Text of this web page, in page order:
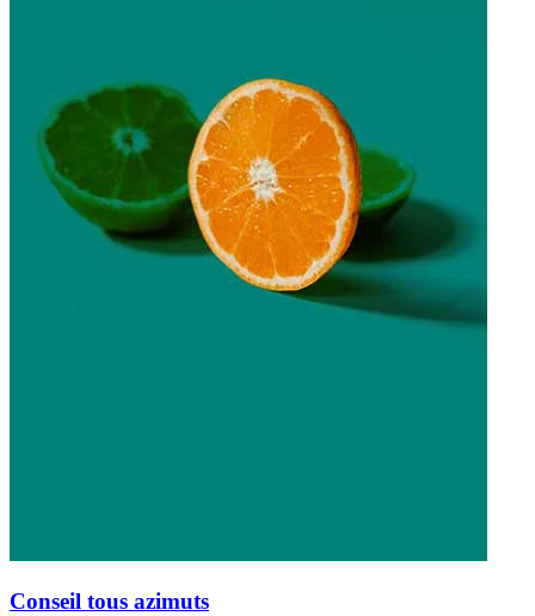
Conseil tous azimuts